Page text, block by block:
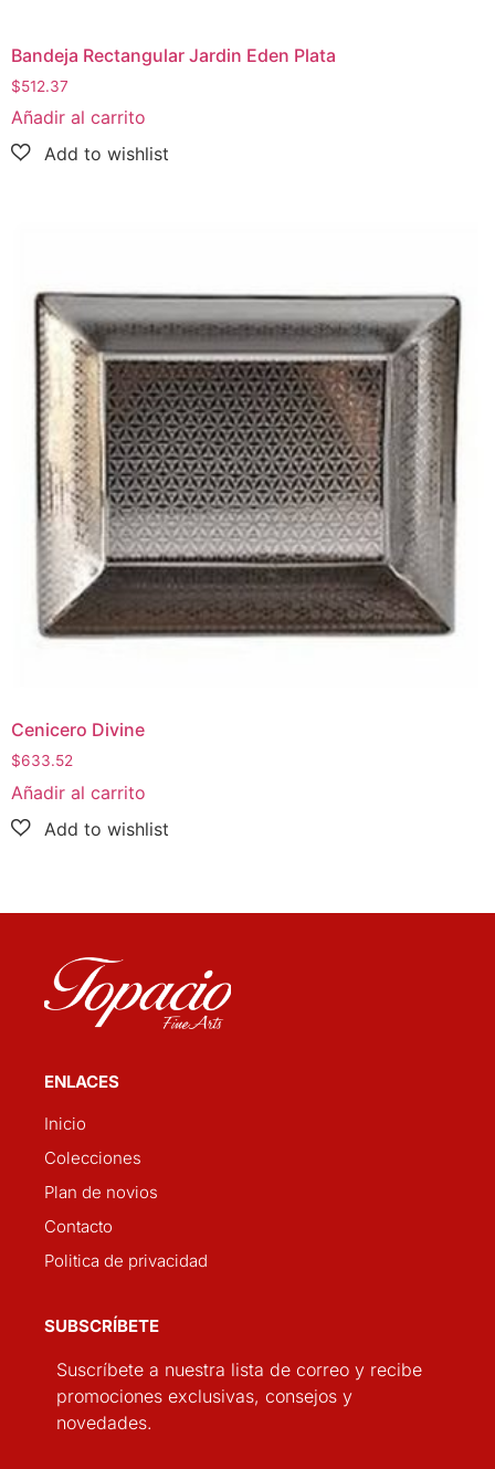
Bandeja Rectangular Jardin Eden Plata
$512.37
Añadir al carrito
Cenicero Divine
$633.52
Añadir al carrito
ENLACES
Inicio
Colecciones
Plan de novios
Contacto
Politica de privacidad
SUBSCRÍBETE
Suscríbete a nuestra lista de correo y recibe
promociones exclusivas, consejos y
novedades.